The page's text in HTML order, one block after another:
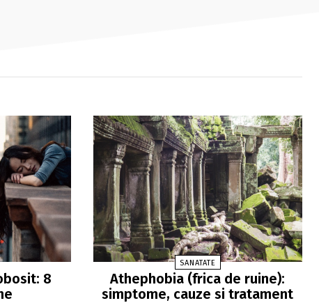
8
SANATATE
Athephobia (frica de ruine):
simptome, cauze si tratament